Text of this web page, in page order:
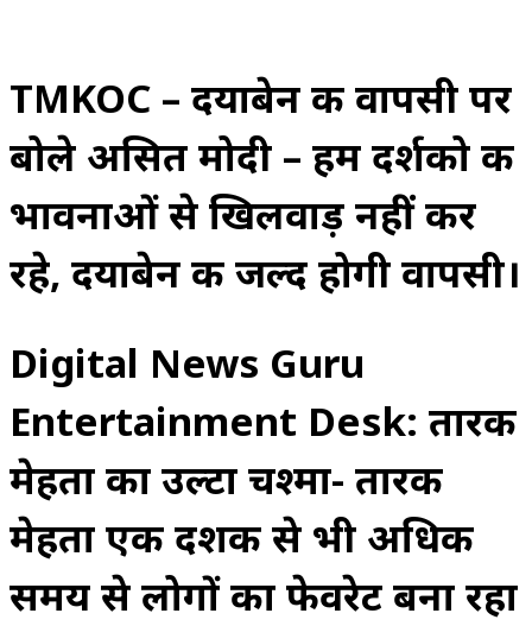
TMKOC – दयाबेन की वापसी पर
बोले असित मोदी – हम दर्शको की
भावनाओं से खिलवाड़ नहीं कर
रहे, दयाबेन की जल्द होगी वापसी।
Digital News Guru
Entertainment Desk: तारक
मेहता का उल्टा चश्मा- तारक
मेहता एक दशक से भी अधिक
समय से लोगों का फेवरेट बना रहा